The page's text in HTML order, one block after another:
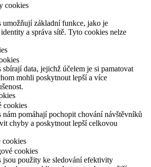
cookies
umožňují základní funkce, jako je
a správa sítě. Tyto cookies nelze
data, jejichž účelem je si pamatovat
mohli poskytnout lepší a více
cookies
pomáhají pochopit chování návštěvníků
chyby a poskytnout lepší celkovou
cookies
cookies
jsou použity ke sledování efektivity